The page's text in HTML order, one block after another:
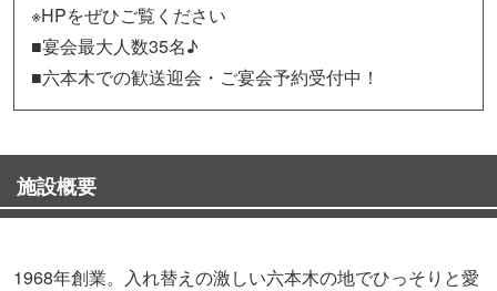
※HPをぜひご覧ください
■宴会最大人数35名♪
■六本木での歓送迎会・ご宴会予約受付中！
施設概要
1968年創業。入れ替えの激しい六本木の地でひっそりと愛